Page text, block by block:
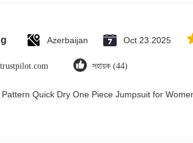
Azerbaijan Oct 23.2025
trustpilot.com সহায়ক (44)
Pattern Quick Dry One Piece Jumpsuit for